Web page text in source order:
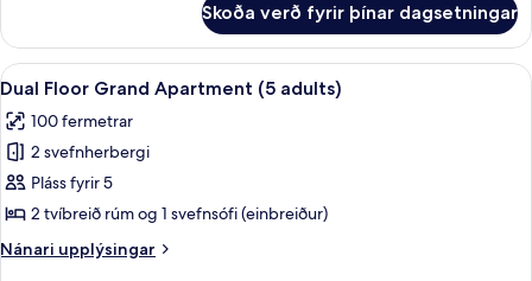
adults)
Floor
Grand
Apartment
adults)
Skoða verð fyrir þínar dagsetningar
Skoða
allar
myndir
fyrir
Dual
Floor
Grand
Apartment
Ofnæmisprófaður sængurfatnaður,
19
Dual Floor Grand Apartment (5 adults)
100 fermetrar
2 svefnherbergi
Pláss fyrir 5
2 tvíbreið rúm og 1 svefnsófi (einbreiður)
Nánari upplýsingar
Nánari